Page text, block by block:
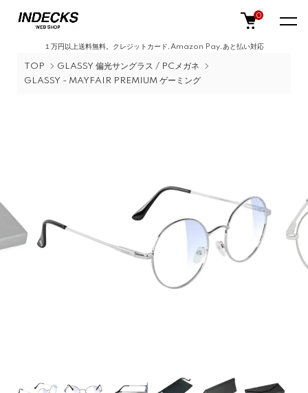
１万円以上送料無料。クレジットカード,Amazon Pay,あと払い対応
0
TOP
GLASSY 偏光サングラス / PCメガネ
GLASSY - MAYFAIR PREMIUM ゲーミング